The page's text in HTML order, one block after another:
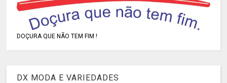
DOÇURA QUE NÃO TEM FIM !
DX MODA E VARIEDADES